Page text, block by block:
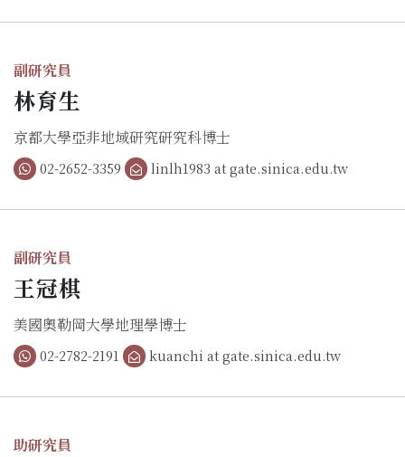
副研究員
林育生
京都大學亞非地域研究研究科博士
02-2652-3359 linlh1983 at gate.sinica.edu.tw
副研究員
王冠棋
美國奧勒岡大學地理學博士
02-2782-2191 kuanchi at gate.sinica.edu.tw
助研究員